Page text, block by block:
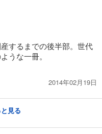
するまでの後半部。世代
うな一冊。
2014年02月19日
見る